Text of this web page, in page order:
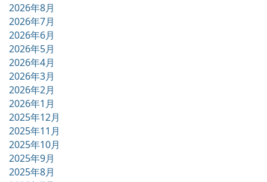
2026年8月
2026年7月
2026年6月
2026年5月
2026年4月
2026年3月
2026年2月
2026年1月
2025年12月
2025年11月
2025年10月
2025年9月
2025年8月